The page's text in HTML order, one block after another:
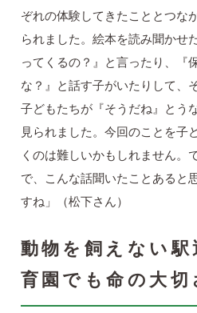
ぞれの体験してきたこととつな
られました。絵本を読み聞かせ
ってくるの？』と言ったり、『
な？』と話す子がいたりして、
子どもたちが『そうだね』とう
見られました。今回のことを子
くのは難しいかもしれません。
で、こんな話聞いたことあると
すね」（松下さん）
動物を飼えない
育園でも命の大